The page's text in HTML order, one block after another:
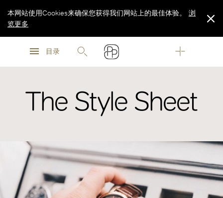
浏
目录
本网站使用Cookies来确保您获得我们网站上的最佳体验。
浏
览更多
The Style Sheet